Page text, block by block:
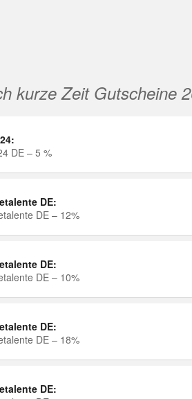
kurze Zeit Gutscheine
DE – 5 %
DE:
DE – 12%
DE:
DE – 10%
DE:
DE – 18%
DE: